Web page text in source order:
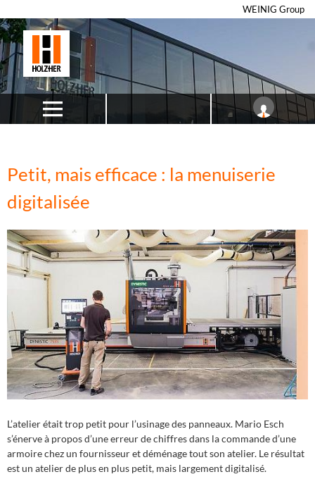
WEINIG Group
Petit, mais efficace : la menuiserie
digitalisée
L’atelier était trop petit pour l’usinage des panneaux. Mario Esch
s’énerve à propos d’une erreur de chiffres dans la commande d’une
armoire chez un fournisseur et déménage tout son atelier. Le résultat
est un atelier de plus en plus petit, mais largement digitalisé.